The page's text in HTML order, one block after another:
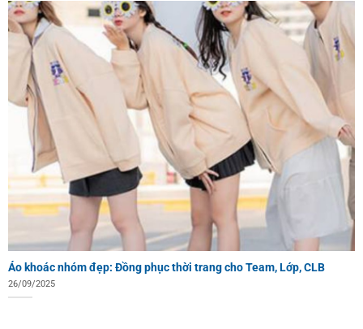
Áo khoác nhóm đẹp: Đồng phục thời trang cho Team, Lớp, CLB
26/09/2025